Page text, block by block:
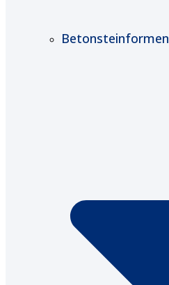
Betonsteinformen